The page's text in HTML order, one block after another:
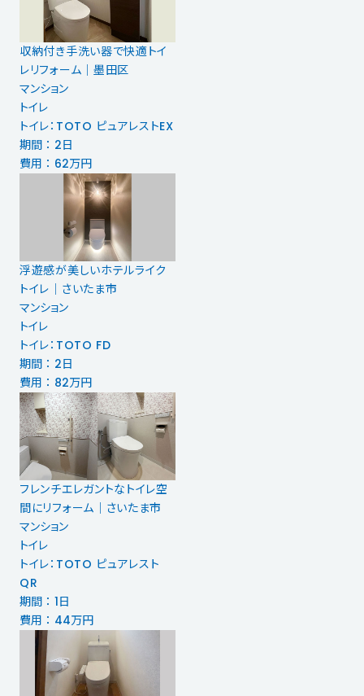
収納付き手洗い器で快適トイ
レリフォーム｜墨田区
マンション
トイレ
トイレ：TOTO ピュアレストEX
期間 ： 2日
費用 ： 62万円
浮遊感が美しいホテルライク
トイレ｜さいたま市
マンション
トイレ
トイレ：TOTO FD
期間 ： 2日
費用 ： 82万円
フレンチエレガントなトイレ空
間にリフォーム｜さいたま市
マンション
トイレ
トイレ：TOTO ピュアレスト
QR
期間 ： 1日
費用 ： 44万円